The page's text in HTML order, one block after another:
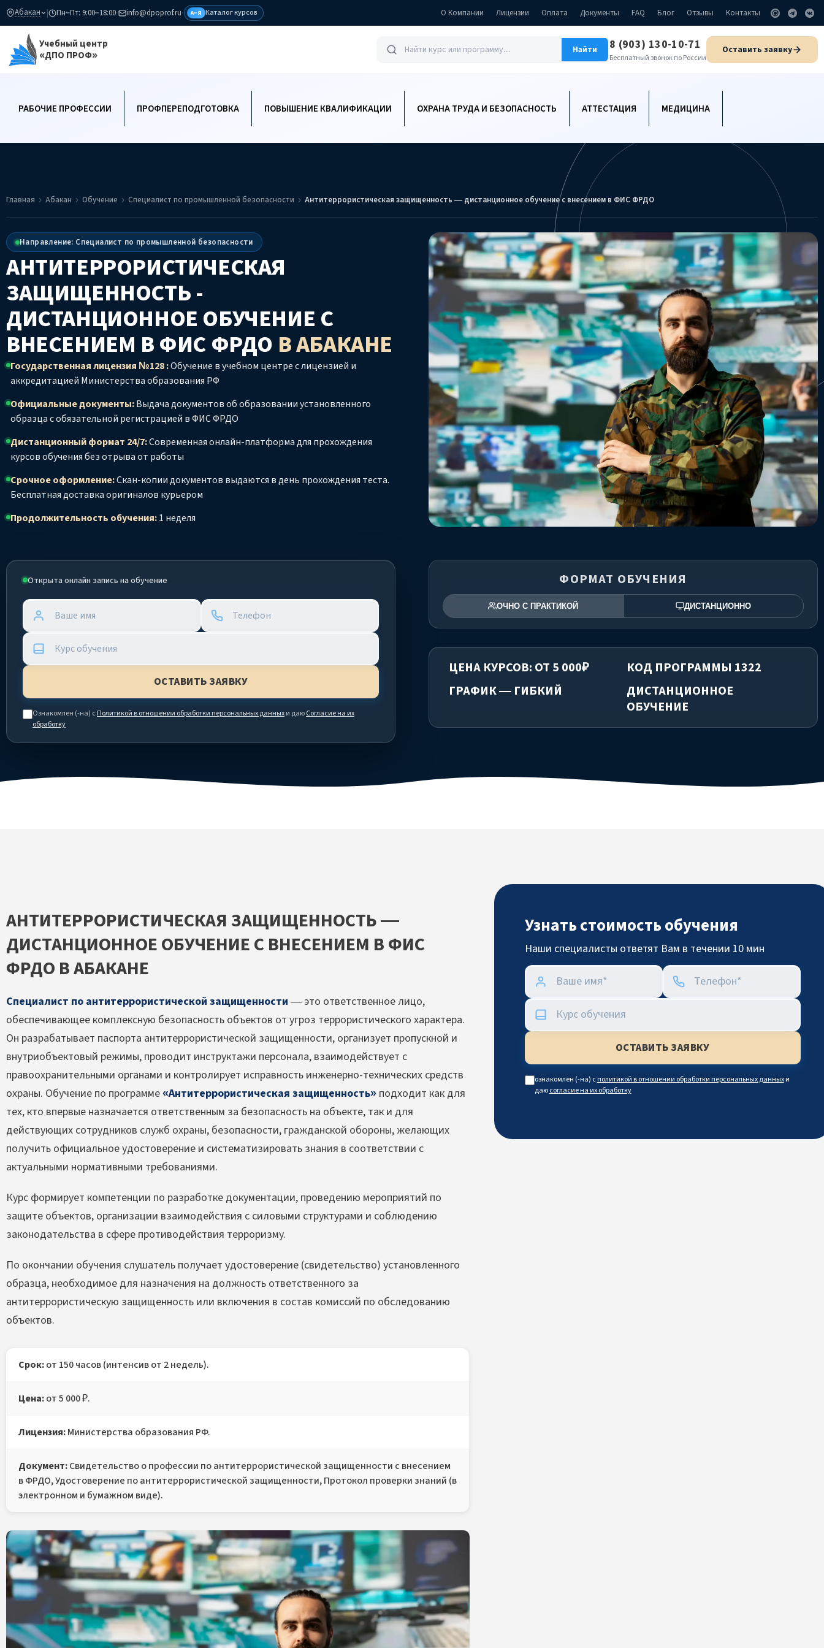
Абакан | Пн–Пт: 9:00–18:00· info@dpoprof.ru· А–Я Каталог курсов О Компании Лицензии Оплата Документы FAQ Блог Отзывы Контакты
Учебный центр
«ДПО ПРОФ»
Найти 8 (903) 130-10-71
Бесплатный звонок по России
Оставить заявку
РАБОЧИЕ ПРОФЕССИИ ПРОФПЕРЕПОДГОТОВКА ПОВЫШЕНИЕ КВАЛИФИКАЦИИ ОХРАНА ТРУДА И БЕЗОПАСНОСТЬ АТТЕСТАЦИЯ МЕДИЦИНА
Главная Абакан Обучение Специалист по промышленной безопасности Антитеррористическая защищенность — дистанционное обучение с внесением в ФИС ФРДО
Направление: Специалист по промышленной безопасности
АНТИТЕРРОРИСТИЧЕСКАЯ
ЗАЩИЩЕННОСТЬ -
ДИСТАНЦИОННОЕ ОБУЧЕНИЕ С
ВНЕСЕНИЕМ В ФИС ФРДО В АБАКАНЕ
Государственная лицензия №128 :Обучение в учебном центре с лицензией и
аккредитацией Министерства образования РФ
Официальные документы:Выдача документов об образовании установленного
образца с обязательной регистрацией в ФИС ФРДО
Дистанционный формат 24/7:Современная онлайн-платформа для прохождения
курсов обучения без отрыва от работы
Срочное оформление:Скан-копии документов выдаются в день прохождения теста.
Бесплатная доставка оригиналов курьером
Продолжительность обучения:1 неделя
Открыта онлайн запись на обучение
Ознакомлен (-на) сПолитикой в отношении обработки персональных данныхи даюСогласие на их
обработку
ФОРМАТ ОБУЧЕНИЯ
ОЧНО С ПРАКТИКОЙ ДИСТАНЦИОННО
ЦЕНА КУРСОВ: ОТ 5 000₽
КОД ПРОГРАММЫ 1322
ГРАФИК — ГИБКИЙ
ДИСТАНЦИОННОЕ
ОБУЧЕНИЕ
АНТИТЕРРОРИСТИЧЕСКАЯ ЗАЩИЩЕННОСТЬ —
ДИСТАНЦИОННОЕ ОБУЧЕНИЕ С ВНЕСЕНИЕМ В ФИС
ФРДО В АБАКАНЕ
Специалист по антитеррористической защищенности — это ответственное лицо,
обеспечивающее комплексную безопасность объектов от угроз террористического характера.
Он разрабатывает паспорта антитеррористической защищенности, организует пропускной и
внутриобъектовый режимы, проводит инструктажи персонала, взаимодействует с
правоохранительными органами и контролирует исправность инженерно-технических средств
охраны. Обучение по программе«Антитеррористическая защищенность» подходит как для
тех, кто впервые назначается ответственным за безопасность на объекте, так и для
действующих сотрудников служб охраны, безопасности, гражданской обороны, желающих
получить официальное удостоверение и систематизировать знания в соответствии с
актуальными нормативными требованиями.
Курс формирует компетенции по разработке документации, проведению мероприятий по
защите объектов, организации взаимодействия с силовыми структурами и соблюдению
законодательства в сфере противодействия терроризму.
По окончании обучения слушатель получает удостоверение (свидетельство) установленного
образца, необходимое для назначения на должность ответственного за
антитеррористическую защищенность или включения в состав комиссий по обследованию
объектов.
Срок:от 150 часов (интенсив от 2 недель).
Цена:от 5 000 ₽.
Лицензия:Министерства образования РФ.
Документ:Свидетельство о профессии по антитеррористической защищенности с внесением
в ФРДО, Удостоверение по антитеррористической защищенности, Протокол проверки знаний (в
электронном и бумажном виде).
Узнать стоимость обучения
Наши специалисты ответят Вам в течении 10 мин
ознакомлен (-на) сполитикой в отношении обработки персональных данныхи
даюсогласие на их обработку